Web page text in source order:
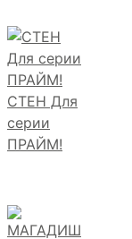
СТЕН Для
серии
ПРАЙМ!